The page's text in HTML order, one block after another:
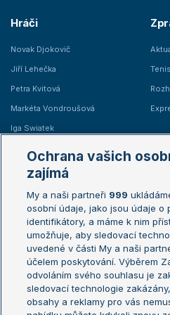
Hráči
Novak Djokovič
Jiří Lehečka
Petra Kvitová
Markéta Vondroušová
Iga Swiatek
Žebříčky
Žebříček ATP (muži)
Žebříček WTA (ženy)
Sázkařský žebříček
US
Ochrana vašich
zajímá
My a naši partneři 999
osobní údaje, jako jsou údaje o
identifikátory, a máme k nim
umožňuje, aby sledovací
uvedené v části My a naši
účelem poskytování. Výběrem
odvoláním svého souhlasu je
sledovací technologie
obsahy a reklamy pro vás